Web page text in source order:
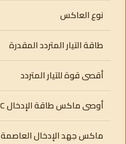
نوع العاكس
طاقة التيار المتردد المقدرة
أقصى قوة للتيار المتردد
أوصى ماكس طاقة الإدخال DC
ماكس جهد الإدخال العاصمة